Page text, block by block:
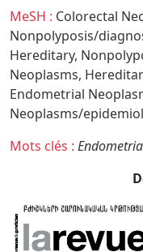
MeSH : Colorectal
Nonpolyposis/
Hereditary,
Neoplasms,
Endometrial
Neoplasms/
Mots clés :